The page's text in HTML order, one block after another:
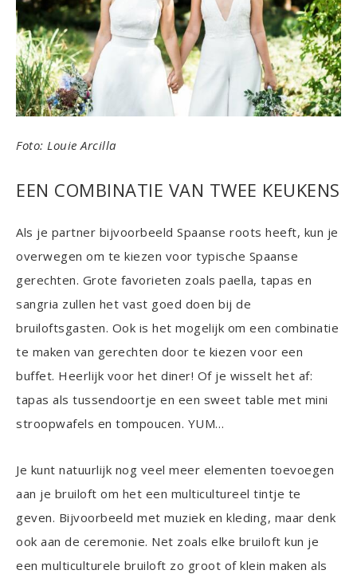
Foto: Louie Arcilla
EEN COMBINATIE VAN TWEE KEUKENS
Als je partner bijvoorbeeld Spaanse roots heeft, kun je
overwegen om te kiezen voor typische Spaanse
gerechten. Grote favorieten zoals paella, tapas en
sangria zullen het vast goed doen bij de
bruiloftsgasten. Ook is het mogelijk om een combinatie
te maken van gerechten door te kiezen voor een
buffet. Heerlijk voor het diner! Of je wisselt het af:
tapas als tussendoortje en een sweet table met mini
stroopwafels en tompoucen. YUM…
Je kunt natuurlijk nog veel meer elementen toevoegen
aan je bruiloft om het een multicultureel tintje te
geven. Bijvoorbeeld met muziek en kleding, maar denk
ook aan de ceremonie. Net zoals elke bruiloft kun je
een multiculturele bruiloft zo groot of klein maken als